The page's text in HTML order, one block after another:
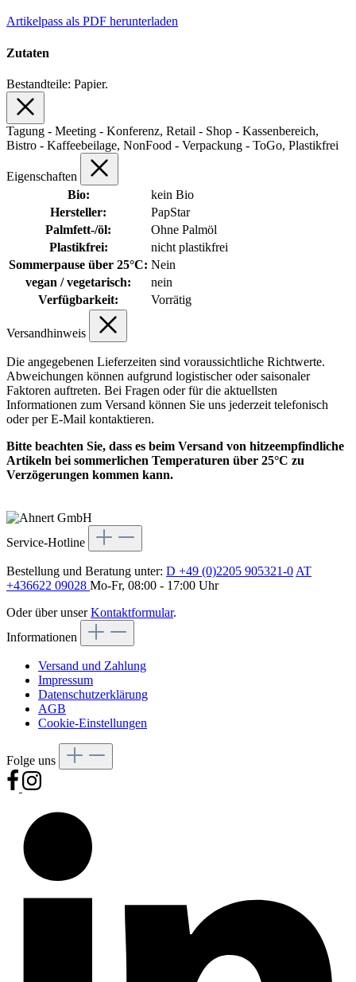
Artikelpass als PDF herunterladen
Zutaten
Bestandteile: Papier.
Tagung - Meeting - Konferenz, Retail - Shop - Kassenbereich,
Bistro - Kaffeebeilage, NonFood - Verpackung - ToGo, Plastikfrei
Eigenschaften
Bio:
kein Bio
Hersteller:
PapStar
Palmfett-/öl:
Ohne Palmöl
Plastikfrei:
nicht plastikfrei
Sommerpause über 25°C: Nein
vegan / vegetarisch:
nein
Verfügbarkeit:
Vorrätig
Versandhinweis
Die angegebenen Lieferzeiten sind voraussichtliche Richtwerte.
Abweichungen können aufgrund logistischer oder saisonaler
Faktoren auftreten. Bei Fragen oder für die aktuellsten
Informationen zum Versand können Sie uns jederzeit telefonisch
oder per E-Mail kontaktieren.
Bitte beachten Sie, dass es beim Versand von hitzeempfindliche
Artikeln bei sommerlichen Temperaturen über 25°C zu
Verzögerungen kommen kann.
Service-Hotline
Bestellung und Beratung unter: D +49 (0)2205 905321-0 AT
+436622 09028 Mo-Fr, 08:00 - 17:00 Uhr
Oder über unserKontaktformular.
Informationen
Versand und Zahlung
Impressum
Datenschutzerklärung
AGB
Cookie-Einstellungen
Folge uns